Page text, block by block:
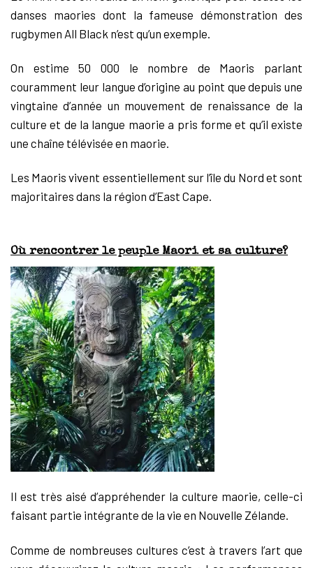
danses maories dont la fameuse démonstration des
rugbymen All Black n’est qu’un exemple.
On estime 50 000 le nombre de Maoris parlant
couramment leur langue d’origine au point que depuis une
vingtaine d’année un mouvement de renaissance de la
culture et de la langue maorie a pris forme et qu’il existe
une chaîne télévisée en maorie.
Les Maoris vivent essentiellement sur l’île du Nord et sont
majoritaires dans la région d’East Cape.
Où rencontrer le peuple Maori et sa culture?
Il est très aisé d’appréhender la culture maorie, celle-ci
faisant partie intégrante de la vie en Nouvelle Zélande.
Comme de nombreuses cultures c’est à travers l’art que